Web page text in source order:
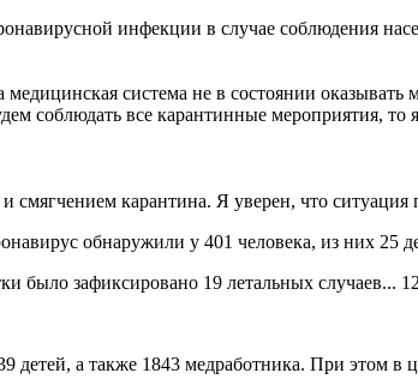
инфекции в случае соблюдения
система не в состоянии
соблюдать все карантинные мероприятия, то
смягчением карантина. Я уверен, что
обнаружили у 401 человека, из них 25
было зафиксировано 19 летальных случаев...
детей, а также 1843 медработника. При этом